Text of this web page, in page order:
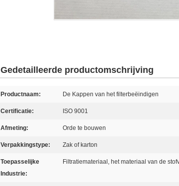
Gedetailleerde productomschrijving
Productnaam: De Kappen van het filterbeëindigen
Certificatie: ISO 9001
Afmeting: Orde te bouwen
Verpakkingstype: Zak of karton
Toepasselijke
Industrie:
Filtratiemateriaal, het materiaal van de